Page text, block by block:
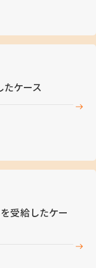
ケース
受給したケー